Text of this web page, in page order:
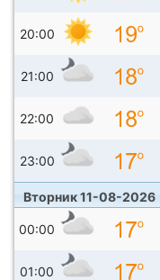
20:00
21:00
22:00
23:00
Вторник 11-08-2026
00:00
01:00